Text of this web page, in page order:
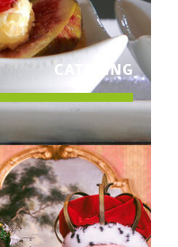
CATERING